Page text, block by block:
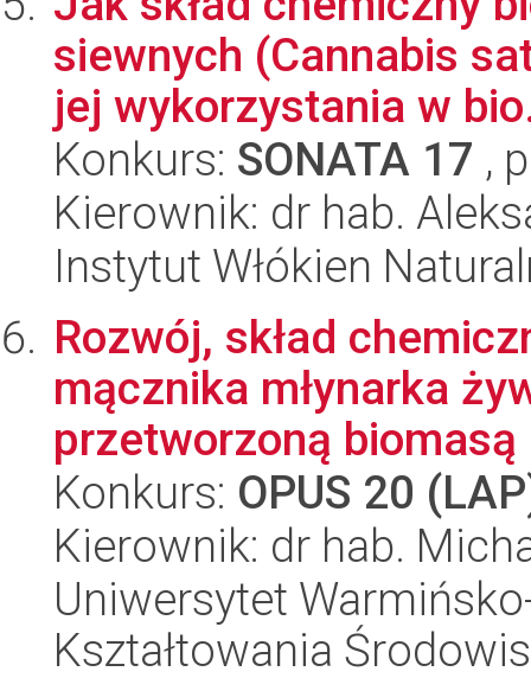
siewnych (Cannabis
jej wykorzystania w
Konkurs: SONATA 17 ,
Kierownik: dr hab.
Instytut Włókien
Rozwój, skład
mącznika młynarka
przetworzoną
Konkurs: OPUS 20
Kierownik: dr hab.
Uniwersytet
Kształtowania